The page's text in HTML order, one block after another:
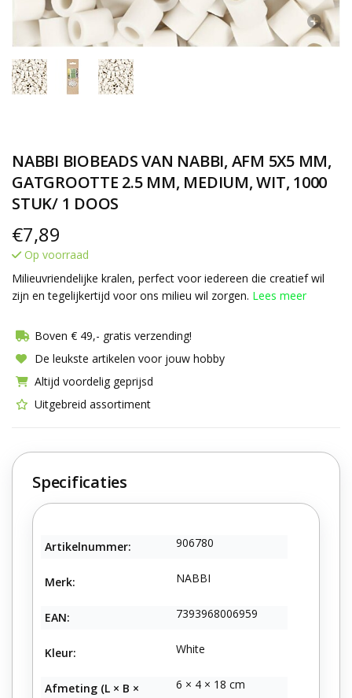
NABBI BIOBEADS VAN NABBI, AFM 5X5 MM,
GATGROOTTE 2.5 MM, MEDIUM, WIT, 1000
STUK/ 1 DOOS
€7,89
Op voorraad
Milieuvriendelijke kralen, perfect voor iedereen die creatief wil
zijn en tegelijkertijd voor ons milieu wil zorgen. Lees meer
Boven € 49,- gratis verzending!
De leukste artikelen voor jouw hobby
Altijd voordelig geprijsd
Uitgebreid assortiment
Specificaties
Artikelnummer: 906780
Merk: NABBI
EAN: 7393968006959
Kleur: White
Afmeting (L × B ×
6 × 4 × 18 cm